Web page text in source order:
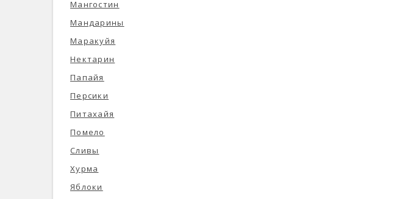
Мангостин
Мандарины
Маракуйя
Нектарин
Папайя
Персики
Питахайя
Помело
Сливы
Хурма
Яблоки